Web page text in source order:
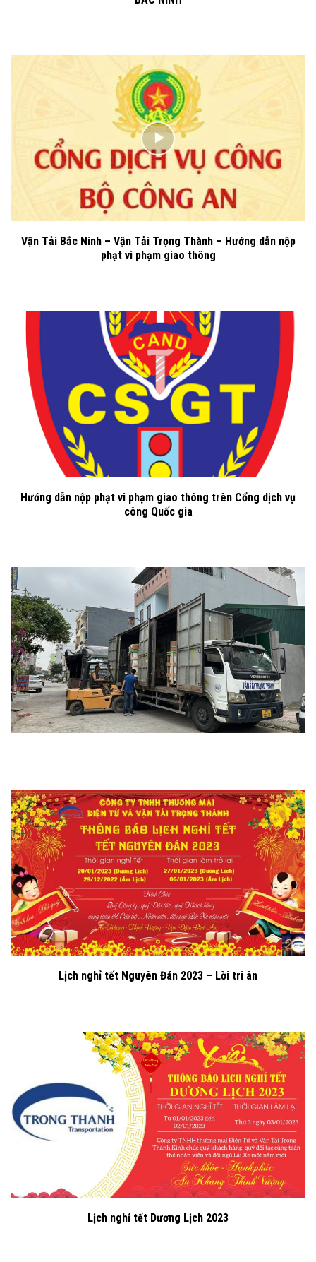
Vận Tải Bắc Ninh – Vận Tải Trọng Thành – Hướng dẫn nộp
phạt vi phạm giao thông
Hướng dẫn nộp phạt vi phạm giao thông trên Cổng dịch vụ
công Quốc gia
Lịch nghỉ tết Nguyên Đán 2023 – Lời tri ân
Lịch nghỉ tết Dương Lịch 2023